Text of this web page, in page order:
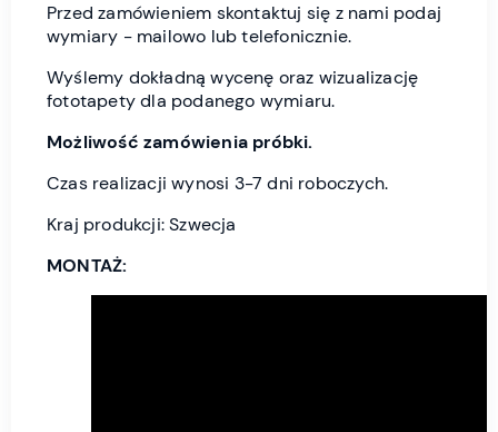
Przed zamówieniem skontaktuj się z nami podaj
wymiary - mailowo lub telefonicznie.
Wyślemy dokładną wycenę oraz wizualizację
fototapety dla podanego wymiaru.
Możliwość zamówienia próbki.
Czas realizacji wynosi 3-7 dni roboczych.
Kraj produkcji: Szwecja
MONTAŻ: